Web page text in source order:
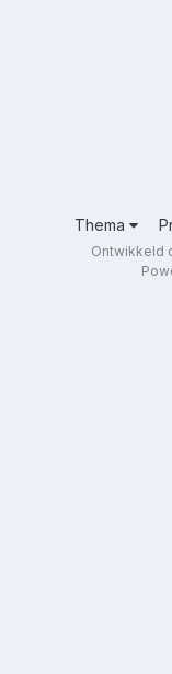
Thema
Ontwikkeld